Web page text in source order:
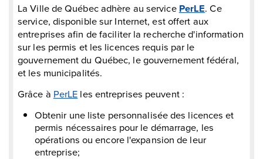
La Ville de Québec adhère au service PerLE. Ce
service, disponible sur Internet, est offert aux
entreprises afin de faciliter la recherche d'information
sur les permis et les licences requis par le
gouvernement du Québec, le gouvernement fédéral,
et les municipalités.
Grâce à PerLE les entreprises peuvent :
Obtenir une liste personnalisée des licences et
permis nécessaires pour le démarrage, les
opérations ou encore l'expansion de leur
entreprise;